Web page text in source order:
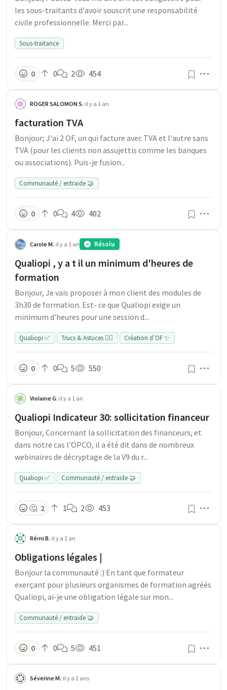
les sous-traitants d'avoir souscrit une responsabilité
civile professionnelle. Merci par...
Sous-traitance
0 0 2 454
ROGER SALOMON S.·il y a 1 an
facturation TVA
Bonjour; J'ai 2 OF, un qui facture avec TVA et l'autre sans
TVA (pour les clients non assujettis comme les banques
ou associations). Puis-je fusion...
Communauté / entraide 🤝
0 0 4 402
Carole M.·il y a 1 an Résolu
Qualiopi , y a t il un minimum d'heures de
formation
Bonjour, Je vais proposer à mon client des modules de
3h30 de formation. Est- ce que Qualiopi exige un
minimum d'heures pour une session d...
Qualiopi ✅ Trucs & Astuces 👍🏻 Création d’OF ✨
0 0 5 550
Violaine G.·il y a 1 an
Qualiopi Indicateur 30: sollicitation financeur
Bonjour, Concernant la sollicitation des financeurs, et
dans notre cas l'OPCO, il a été dit dans de nombreux
webinaires de décryptage de la V9 du r...
Qualiopi ✅ Communauté / entraide 🤝
🤔 2 1 2 453
Rémi B.·il y a 1 an
Obligations légales |
Bonjour la communauté :) En tant que formateur
exerçant pour plusieurs organismes de formation agréés
Qualiopi, ai-je une obligation légale sur mon...
Communauté / entraide 🤝
0 0 5 451
Séverine M.·il y a 2 ans